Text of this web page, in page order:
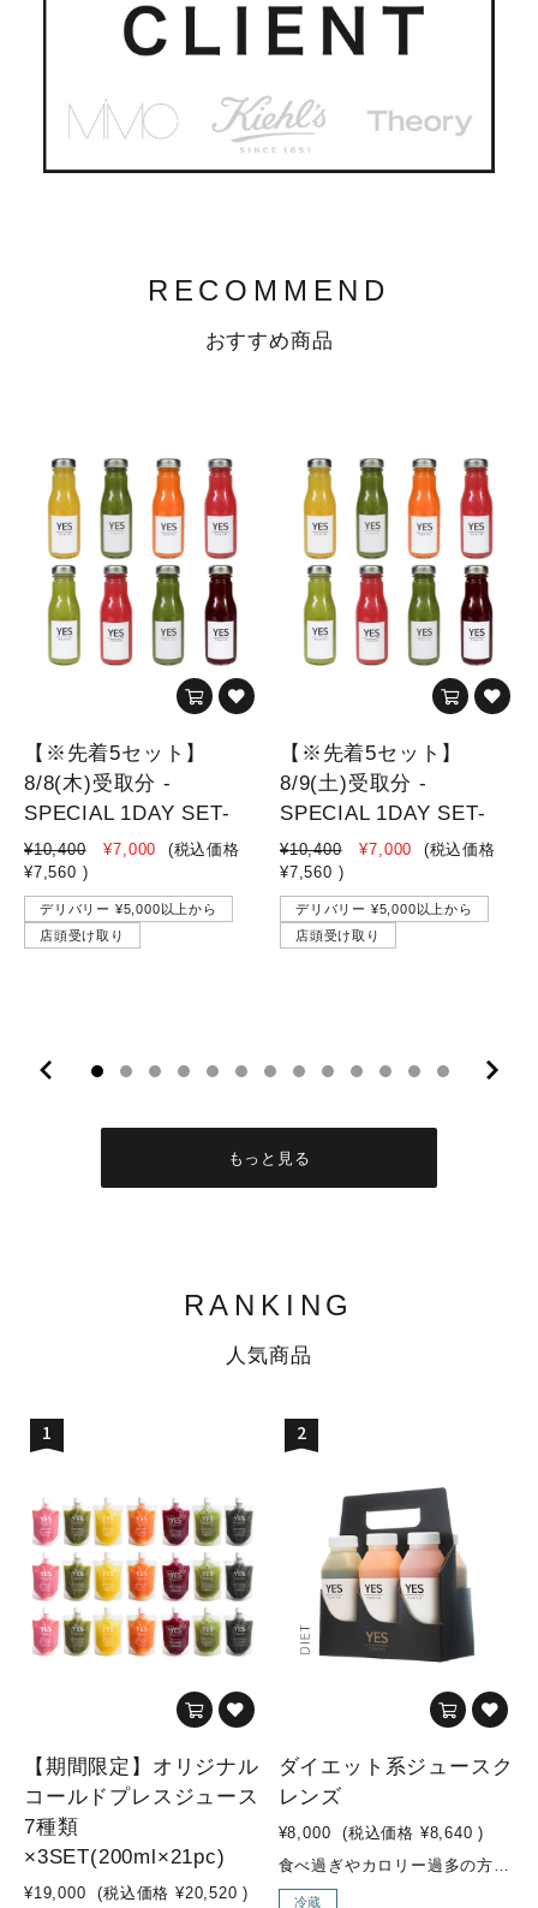
RECOMMEND
おすすめ商品
【※先着5セット】
8/8(木)受取分 -
SPECIAL 1DAY SET-
¥10,400 ¥7,000
(税込価格
¥7,560 )
デリバリー ¥5,000以上から
店頭受け取り
【※先着5セット】
8/9(土)受取分 -
SPECIAL 1DAY SET-
¥10,400 ¥7,000
(税込価格
¥7,560 )
デリバリー ¥5,000以上から
店頭受け取り
もっと見る
RANKING
人気商品
1
【期間限定】オリジナル
コールドプレスジュース
7種類
×3SET(200ml×21pc)
¥19,000 (税込価格 ¥20,520 )
2
ダイエット系ジュースク
レンズ
¥8,000 (税込価格 ¥8,640 )
食べ過ぎやカロリー過多の方のためのダイエットプログラム緑の野菜(ケール、ホウレン草、セロリ等)をたっぷりと使用し、糖質控えめな果物やカロリーを控えめにしたジュースが入ったダイエット系セットです。“お野菜感”のある味のジュースが多く入っています。ジュースクレンズ経験の豊富な方や、ファスティング経験のある方、ダイエット中の方などにオススメです。 こんな方にオススメ！・ダイエット中にバランス良く栄養補給したい方・ジュースクレンズ上級者の方・ウェイトコントロールしたい方・緑の野菜（ケール、ホウレン草、セロリなど）を多く摂取したい方・糖質制限しつつ、日常的に不足した野菜の栄養素をより多く補給したい方 セット内容MOSS GREEN / GREEN GOODNESS / SEA SIDE / ENERGIZER / VENUSなどが入ります 内容量350ml×6本
冷蔵